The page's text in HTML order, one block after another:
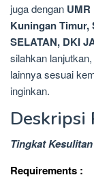
juga dengan UMR
Kuningan Timur,
SELATAN, DKI
silahkan
lainnya sesuai
inginkan.
Deskripsi
Tingkat
Requirements :